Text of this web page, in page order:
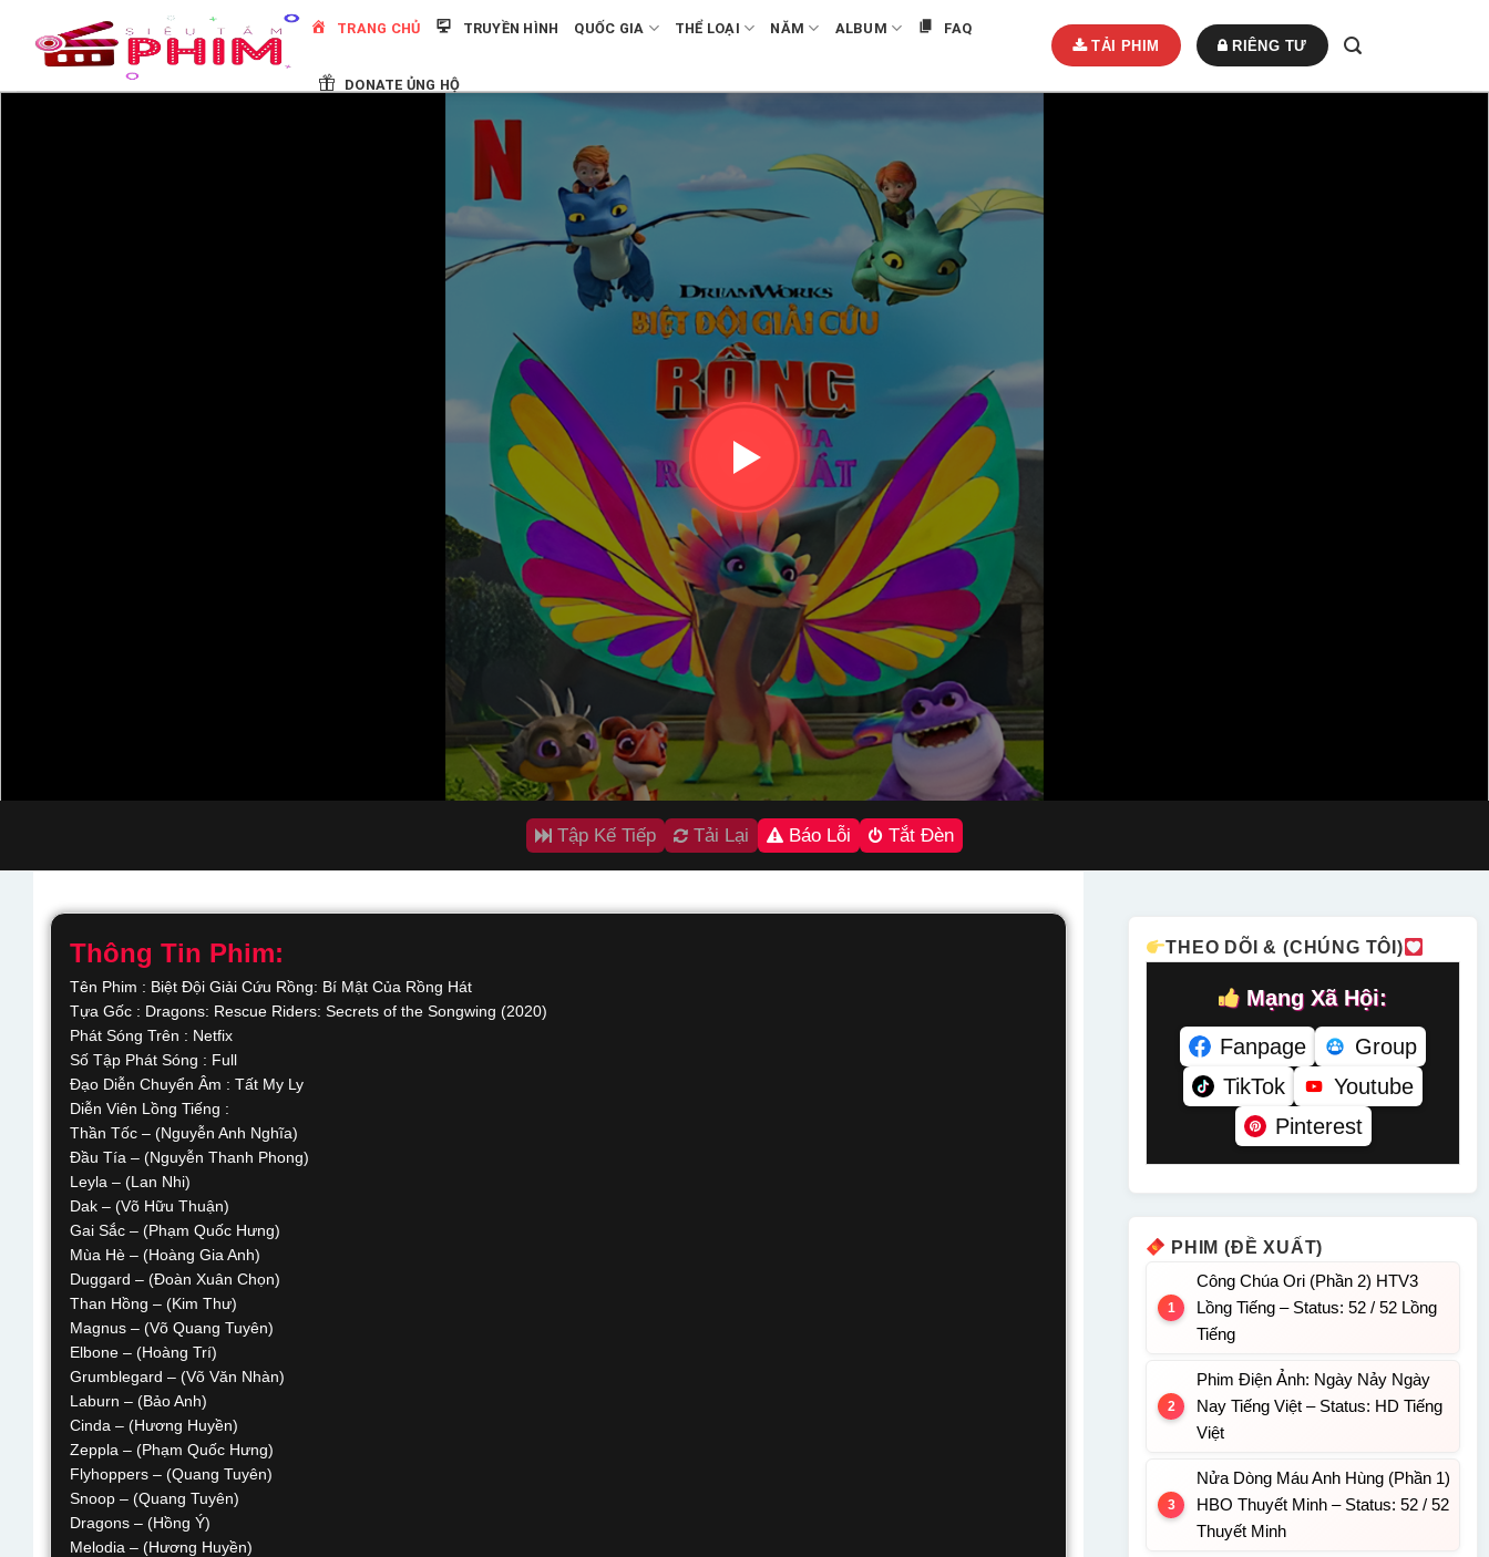
TRANG CHỦ TRUYỀN HÌNH QUỐC GIA THỂ LOẠI NĂM ALBUM FAQ
DONATE ỦNG HỘ
Tập Kế Tiếp Tải Lại Báo Lỗi Tắt Đèn
Thông Tin Phim:
Tên Phim : Biệt Đội Giải Cứu Rồng: Bí Mật Của Rồng Hát
Tựa Gốc : Dragons: Rescue Riders: Secrets of the Songwing (2020)
Phát Sóng Trên : Netfix
Số Tập Phát Sóng : Full
Đạo Diễn Chuyển Âm : Tất My Ly
Diễn Viên Lồng Tiếng :
Thần Tốc – (Nguyễn Anh Nghĩa)
Đầu Tía – (Nguyễn Thanh Phong)
Leyla – (Lan Nhi)
Dak – (Võ Hữu Thuận)
Gai Sắc – (Phạm Quốc Hưng)
Mùa Hè – (Hoàng Gia Anh)
Duggard – (Đoàn Xuân Chọn)
Than Hồng – (Kim Thư)
Magnus – (Võ Quang Tuyên)
Elbone – (Hoàng Trí)
Grumblegard – (Võ Văn Nhàn)
Laburn – (Bảo Anh)
Cinda – (Hương Huyền)
Zeppla – (Phạm Quốc Hưng)
Flyhoppers – (Quang Tuyên)
Snoop – (Quang Tuyên)
Dragons – (Hồng Ý)
Melodia – (Hương Huyền)
THEO DÕI & (CHÚNG TÔI)
Mạng Xã Hội:
Fanpage
Group
TikTok
Youtube
Pinterest
PHIM (ĐỀ XUẤT)
Công Chúa Ori (Phần 2) HTV3
Lồng Tiếng – Status: 52 / 52 Lồng
Tiếng
Phim Điện Ảnh: Ngày Nảy Ngày
Nay Tiếng Việt – Status: HD Tiếng
Việt
Nửa Dòng Máu Anh Hùng (Phần 1)
HBO Thuyết Minh – Status: 52 / 52
Thuyết Minh